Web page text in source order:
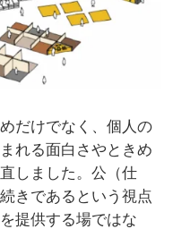
だけでなく、個人の
れる面白さやときめ
しました。公（仕
きであるという視点
提供する場ではな